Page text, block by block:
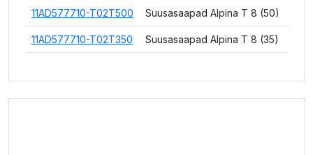
11AD577710-T02T500 Suusasaapad Alpina T 8 (50)
11AD577710-T02T350 Suusasaapad Alpina T 8 (35)